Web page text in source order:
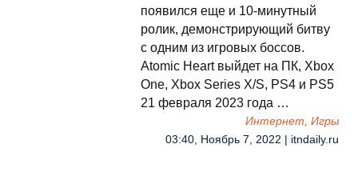
появился еще и 10-минутный
ролик, демонстрирующий битву
с одним из игровых боссов.
Atomic Heart выйдет на ПК, Xbox
One, Xbox Series X/S, PS4 и PS5
21 февраля 2023 года …
Интернет, Игры
03:40, Ноябрь 7, 2022 | itndaily.ru